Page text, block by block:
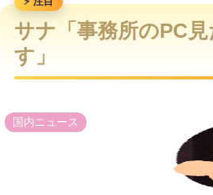
サナ「事務所のPC
す」
国内ニュース